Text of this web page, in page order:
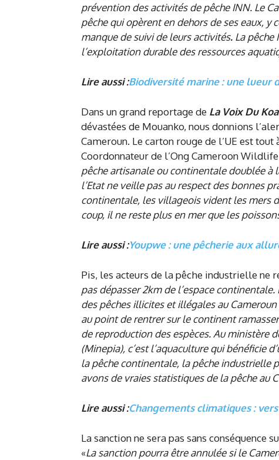
prévention des activités de pêche INN. Le
pêche qui opèrent en dehors de ses eaux, y
manque de suivi de leurs activités. La pêche
l’exploitation durable des ressources
Lire aussi :Biodiversité marine : une lueur
Dans un grand reportage de La Voix Du
dévastées de Mouanko, nous donnions
Cameroun. Le carton rouge de l’UE est
Coordonnateur de l’Ong Cameroon
pêche artisanale ou continentale doublée à
l’Etat ne veille pas au respect des bonnes
continentale, les villageois vident les mers
coup, il ne reste plus en mer que les
Lire aussi :Youpwe : une pêcherie aux
Pis, les acteurs de la pêche industrielle ne
pas dépasser 2km de l’espace
des pêches illicites et illégales au
au point de rentrer sur le continent
de reproduction des espèces. Au ministère
(Minepia), c’est l’aquaculture qui bénéficie
la pêche continentale, la pêche industrielle
avons de vraies statistiques de la pêche au
Lire aussi :Changements climatiques :
La sanction ne sera pas sans conséquence
«La sanction pourra être annulée si le